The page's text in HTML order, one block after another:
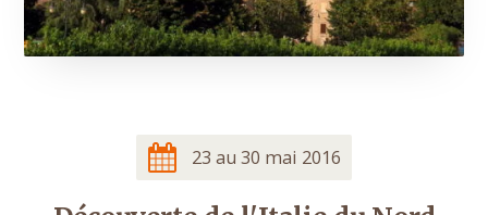
23 au 30 mai 2016